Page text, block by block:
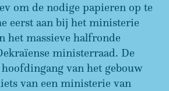
om de nodige papieren op te
eerst aan bij het ministerie
het massieve halfronde
ministerraad. De
hoofdingang van het gebouw
van een ministerie van